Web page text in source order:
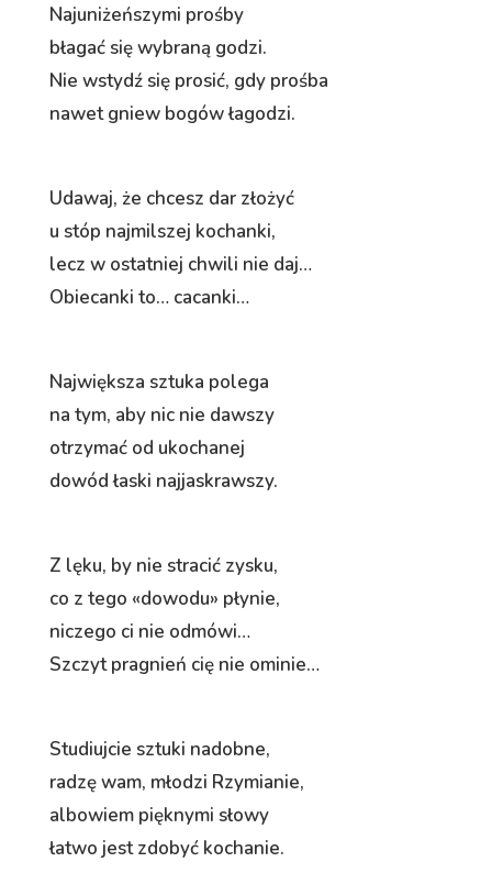
Najuniżeńszymi prośby
błagać się wybraną godzi.
Nie wstydź się prosić, gdy prośba
nawet gniew bogów łagodzi.
Udawaj, że chcesz dar złożyć
u stóp najmilszej kochanki,
lecz w ostatniej chwili nie daj…
Obiecanki to… cacanki…
Największa sztuka polega
na tym, aby nic nie dawszy
otrzymać od ukochanej
dowód łaski najjaskrawszy.
Z lęku, by nie stracić zysku,
co z tego «dowodu» płynie,
niczego ci nie odmówi…
Szczyt pragnień cię nie ominie…
Studiujcie sztuki nadobne,
radzę wam, młodzi Rzymianie,
albowiem pięknymi słowy
łatwo jest zdobyć kochanie.